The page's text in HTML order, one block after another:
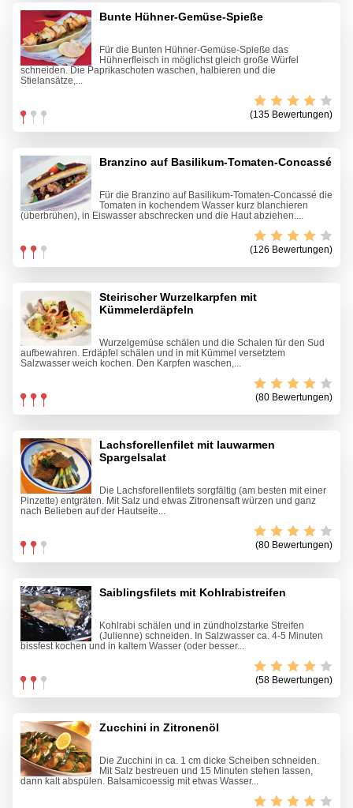
Bunte Hühner-Gemüse-Spieße
Für die Bunten Hühner-Gemüse-Spieße das
Hühnerfleisch in möglichst gleich große Würfel
schneiden. Die Paprikaschoten waschen, halbieren und die
Stielansätze,...
(135 Bewertungen)
Branzino auf Basilikum-Tomaten-Concassé
Für die Branzino auf Basilikum-Tomaten-Concassé die
Tomaten in kochendem Wasser kurz blanchieren
(überbrühen), in Eiswasser abschrecken und die Haut abziehen....
(126 Bewertungen)
Steirischer Wurzelkarpfen mit
Kümmelerdäpfeln
Wurzelgemüse schälen und die Schalen für den Sud
aufbewahren. Erdäpfel schälen und in mit Kümmel versetztem
Salzwasser weich kochen. Den Karpfen waschen,...
(80 Bewertungen)
Lachsforellenfilet mit lauwarmen
Spargelsalat
Die Lachsforellenfilets sorgfältig (am besten mit einer
Pinzette) entgräten. Mit Salz und etwas Zitronensaft würzen und ganz
nach Belieben auf der Hautseite...
(80 Bewertungen)
Saiblingsfilets mit Kohlrabistreifen
Kohlrabi schälen und in zündholzstarke Streifen
(Julienne) schneiden. In Salzwasser ca. 4-5 Minuten
bissfest kochen und in kaltem Wasser (oder besser...
(58 Bewertungen)
Zucchini in Zitronenöl
Die Zucchini in ca. 1 cm dicke Scheiben schneiden.
Mit Salz bestreuen und 15 Minuten stehen lassen,
dann kalt abspülen. Balsamicoessig mit etwas Wasser...